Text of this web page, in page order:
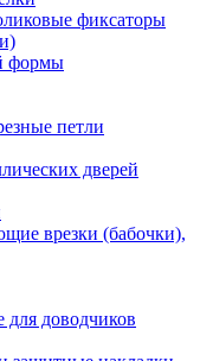
фиксаторы
формы
петли
дверей
врезки (бабочки),
доводчиков